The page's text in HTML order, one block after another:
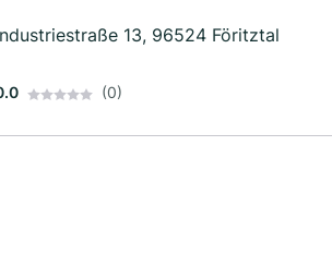
13, 96524 Föritztal
(0)